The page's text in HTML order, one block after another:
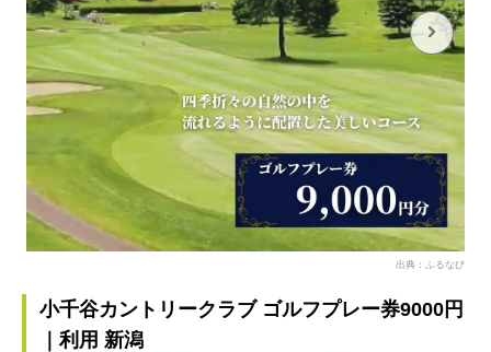
出典：ふるなび
小千谷カントリークラブ ゴルフプレー券9000円
｜利用 新潟